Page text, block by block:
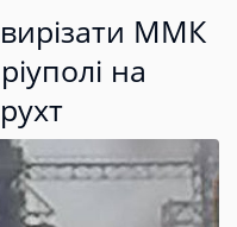
ММК
на